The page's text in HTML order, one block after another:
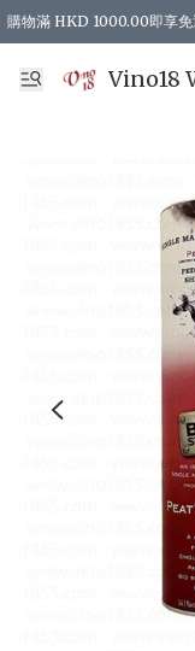
購物滿 HKD 1000.00即享免
Vino18